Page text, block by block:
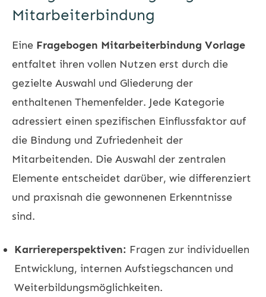
Mitarbeiterbindung
Eine Fragebogen Mitarbeiterbindung Vorlage
entfaltet ihren vollen Nutzen erst durch die
gezielte Auswahl und Gliederung der
enthaltenen Themenfelder. Jede Kategorie
adressiert einen spezifischen Einflussfaktor auf
die Bindung und Zufriedenheit der
Mitarbeitenden. Die Auswahl der zentralen
Elemente entscheidet darüber, wie differenziert
und praxisnah die gewonnenen Erkenntnisse
sind.
Karriereperspektiven: Fragen zur individuellen
Entwicklung, internen Aufstiegschancen und
Weiterbildungsmöglichkeiten.